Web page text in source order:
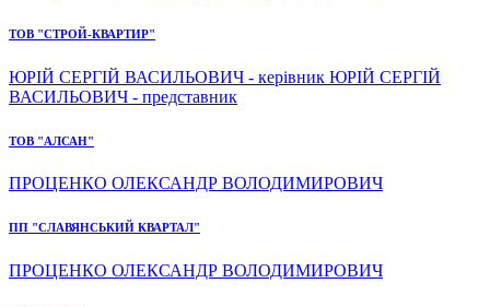
ТОВ "СТРОЙ-КВАРТИР"
ЮРІЙ СЕРГІЙ ВАСИЛЬОВИЧ - керівник ЮРІЙ СЕРГІЙ
ВАСИЛЬОВИЧ - представник
ТОВ "АЛСАН"
ПРОЦЕНКО ОЛЕКСАНДР ВОЛОДИМИРОВИЧ
ПП "СЛАВЯНСЬКИЙ КВАРТАЛ"
ПРОЦЕНКО ОЛЕКСАНДР ВОЛОДИМИРОВИЧ